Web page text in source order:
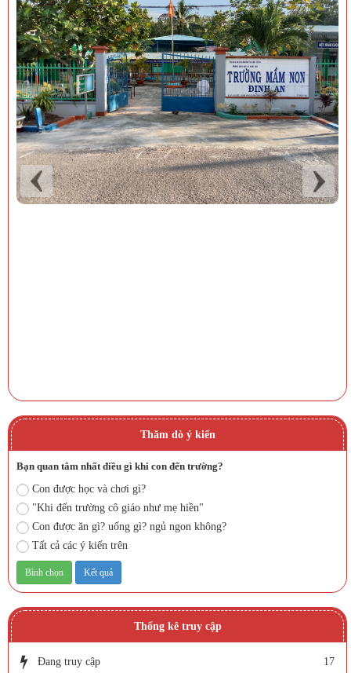
Thăm dò ý kiến
Bạn quan tâm nhất điều gì khi con đến trường?
Con được học và chơi gì?
"Khi đến trường cô giáo như mẹ hiền"
Con được ăn gì? uống gì? ngủ ngon không?
Tất cả các ý kiến trên
Thống kê truy cập
Đang truy cập 17